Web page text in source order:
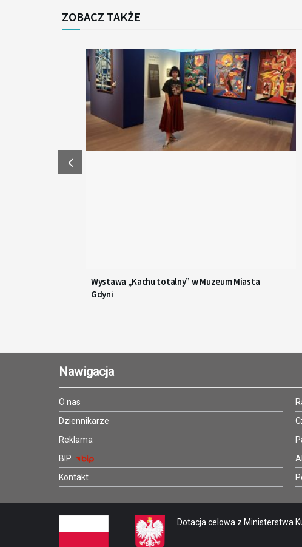
ZOBACZ TAKŻE
Wystawa „Kachu totalny” w Muzeum Miasta
Gdyni
Nawigacja
O nas
Dziennikarze
Reklama
BIP
Kontakt
Dotacja celowa z Ministerstwa